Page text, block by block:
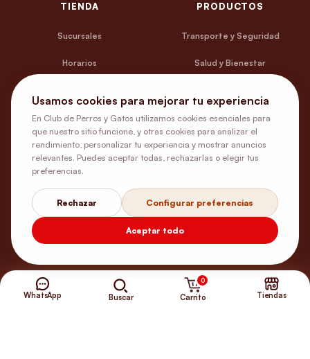
TIENDA
Sucursales
Horarios
Términos y Condiciones
Política de Privacidad y Uso de
Cookies
Medicamentos con receta
PRODUCTOS
Transporte y Seguridad
Salud y Bienestar
Platos y Bebederos
Camas y Estar
WhatsApp Buscar
0
Carrito Tiendas
Usamos cookies para mejorar tu experiencia
En Club de Perros y Gatos utilizamos cookies esenciales para
que nuestro sitio funcione, y otras cookies para analizar el
rendimiento, personalizar tu experiencia y mostrar anuncios
relevantes. Puedes aceptar todas, rechazarlas o elegir tus
preferencias.
Rechazar Configurar preferencias
Aceptar todo